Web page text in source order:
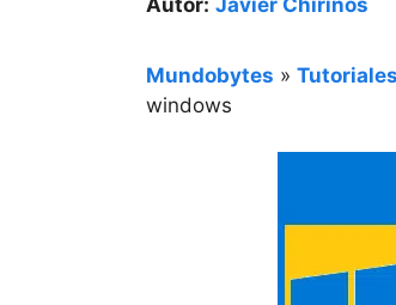
Autor: Javier Chirinos
Mundobytes » Tutoriales
windows